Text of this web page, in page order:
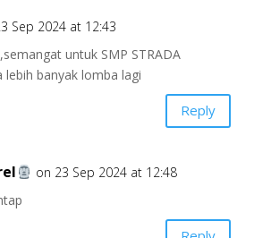
Sep 2024 at 12:43
untuk SMP STRADA
lebih banyak lomba lagi
Reply
on 23 Sep 2024 at 12:48